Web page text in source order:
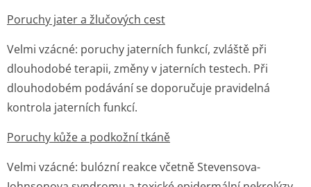
Poruchy jater a žlučových cest
Velmi vzácné: poruchy jaterních funkcí, zvláště při
dlouhodobé terapii, změny v jaterních testech. Při
dlouhodobém podávání se doporučuje pravidelná
kontrola jaterních funkcí.
Poruchy kůže a podkožní tkáně
Velmi vzácné: bulózní reakce včetně Stevensova-